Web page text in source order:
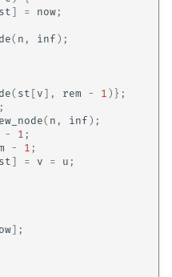
] = now ;
( n , inf );
( st [ v ], rem - 1 )};
;
( n , inf );
- 1 ;
- 1 ;
] = v = u ;
];